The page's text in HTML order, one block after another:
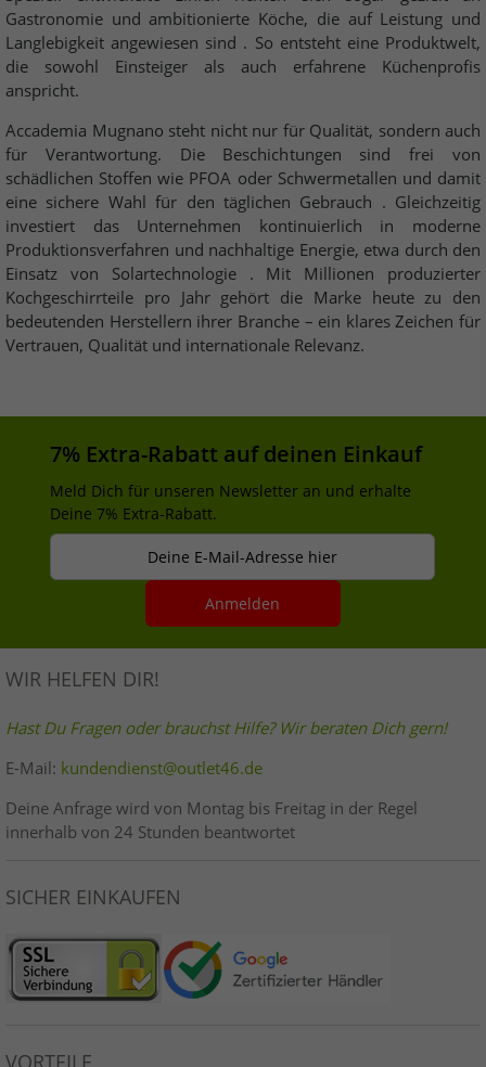
Gastronomie und ambitionierte Köche, die auf Leistung und
Langlebigkeit angewiesen sind . So entsteht eine Produktwelt,
die sowohl Einsteiger als auch erfahrene Küchenprofis
anspricht.
Accademia Mugnano steht nicht nur für Qualität, sondern auch
für Verantwortung. Die Beschichtungen sind frei von
schädlichen Stoffen wie PFOA oder Schwermetallen und damit
eine sichere Wahl für den täglichen Gebrauch . Gleichzeitig
investiert das Unternehmen kontinuierlich in moderne
Produktionsverfahren und nachhaltige Energie, etwa durch den
Einsatz von Solartechnologie . Mit Millionen produzierter
Kochgeschirrteile pro Jahr gehört die Marke heute zu den
bedeutenden Herstellern ihrer Branche – ein klares Zeichen für
Vertrauen, Qualität und internationale Relevanz.
7% Extra-Rabatt auf deinen Einkauf
Meld Dich für unseren Newsletter an und erhalte
Deine 7% Extra-Rabatt.
Deine E-Mail-Adresse hier
Anmelden
WIR HELFEN DIR!
Hast Du Fragen oder brauchst Hilfe? Wir beraten Dich gern!
E-Mail: kundendienst@outlet46.de
Deine Anfrage wird von Montag bis Freitag in der Regel
innerhalb von 24 Stunden beantwortet
SICHER EINKAUFEN
VORTEILE